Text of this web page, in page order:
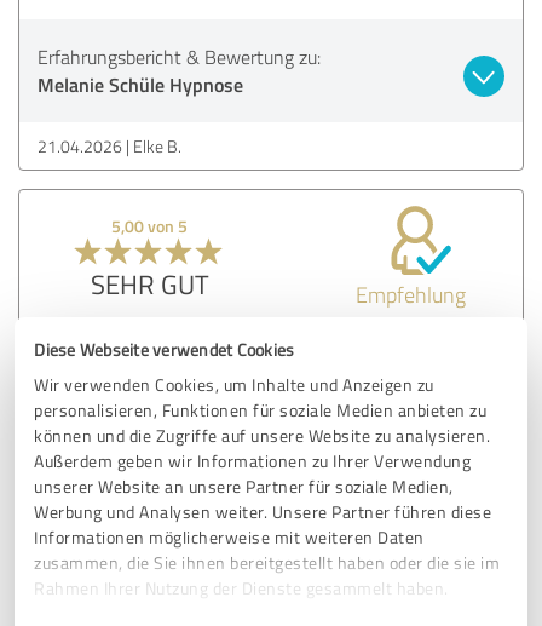
Diese Webseite verwendet Cookies
Wir verwenden Cookies, um Inhalte und Anzeigen zu
personalisieren, Funktionen für soziale Medien anbieten zu
können und die Zugriffe auf unsere Website zu analysieren.
Außerdem geben wir Informationen zu Ihrer Verwendung
unserer Website an unsere Partner für soziale Medien,
Werbung und Analysen weiter. Unsere Partner führen diese
Informationen möglicherweise mit weiteren Daten
zusammen, die Sie ihnen bereitgestellt haben oder die sie im
Rahmen Ihrer Nutzung der Dienste gesammelt haben.
Erfahrungsbericht & Bewertung zu:
Melanie Schüle Hypnose
21.04.2026 Elke B.
5,00 von 5
SEHR GUT Empfehlung
Ich bin in das Programm gestartet, weil ich mich in einer
sehr schwierigen familiären Situation mit meinem Mann
und meiner Tochter befand. Ich wollte endlich verstehen,
warum das alles so ist.
Das Programm hat mir dabei wirklich geholfen, die
Zusammenhänge zu erkennen, auch die Dinge, die ich
lange nicht sehen wollte.
Die Zeit im Programm war für mich sehr intensiv. Es ist
kein „leichtes“ Programm, sondern eines, das wirklich in
die Tiefe geht. Es kostet Überwindung, sich mit den